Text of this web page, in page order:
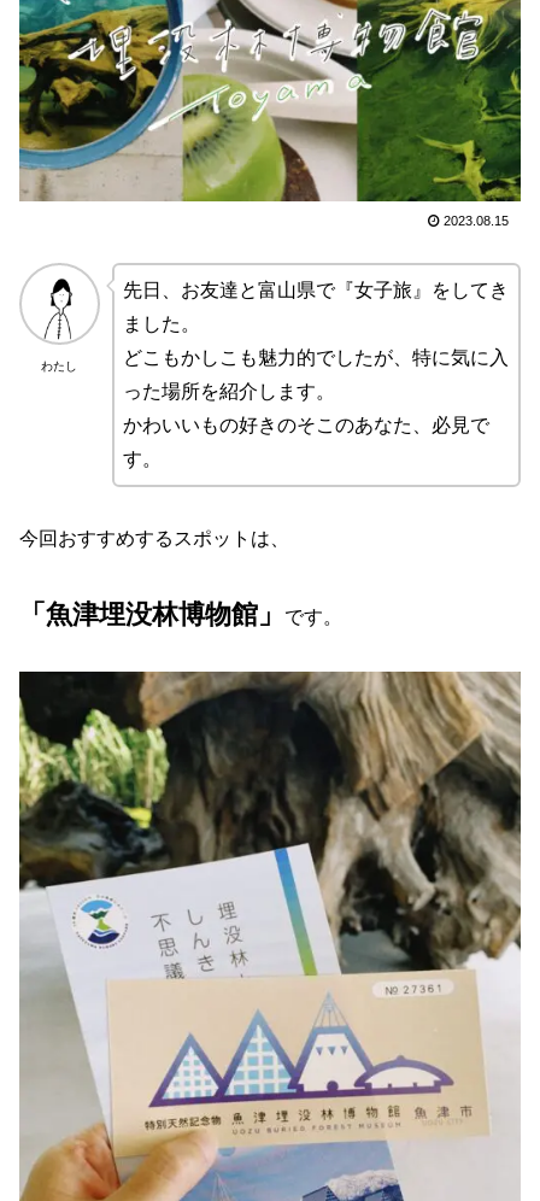
2023.08.15
わたし
先日、お友達と富山県で『女子旅』をしてき
ました。
どこもかしこも魅力的でしたが、特に気に入
った場所を紹介します。
かわいいもの好きのそこのあなた、必見で
す。
今回おすすめするスポットは、
「魚津埋没林博物館」 です。